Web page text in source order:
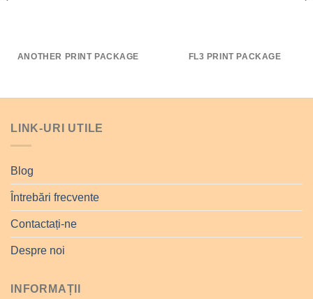
ANOTHER PRINT PACKAGE FL3 PRINT PACKAGE
LINK-URI UTILE
Blog
Întrebări frecvente
Contactați-ne
Despre noi
INFORMAȚII